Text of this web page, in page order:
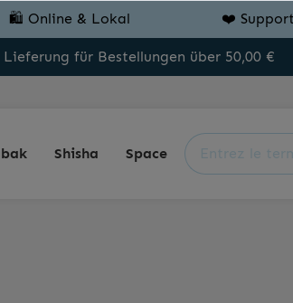
🛍️ Online & Lokal ❤️
für Bestellungen über 50,00 €
Shisha Space